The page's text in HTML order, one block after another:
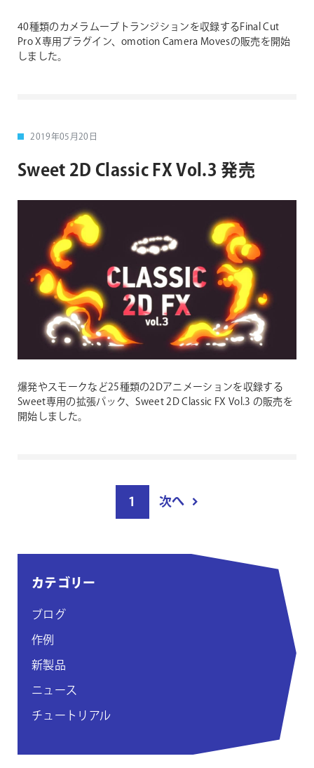
40種類のカメラムーブトランジションを収録するFinal Cut
Pro X専用プラグイン、omotion Camera Movesの販売を開始
しました。
2019年05月20日
Sweet 2D Classic FX Vol.3 発売
爆発やスモークなど25種類の2Dアニメーションを収録する
Sweet専用の拡張パック、Sweet 2D Classic FX Vol.3 の販売を
開始しました。
ー
1 次へ
カテゴリー
ブログ
作例
新製品
ニュース
チュートリアル